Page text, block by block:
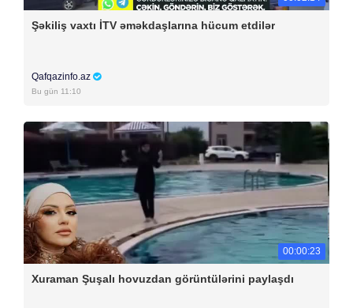
Şəkiliş vaxtı İTV əməkdaşlarına hücum etdilər
Qafqazinfo.az
Bu gün 11:10
00:00:23
Xuraman Şuşalı hovuzdan görüntülərini paylaşdı